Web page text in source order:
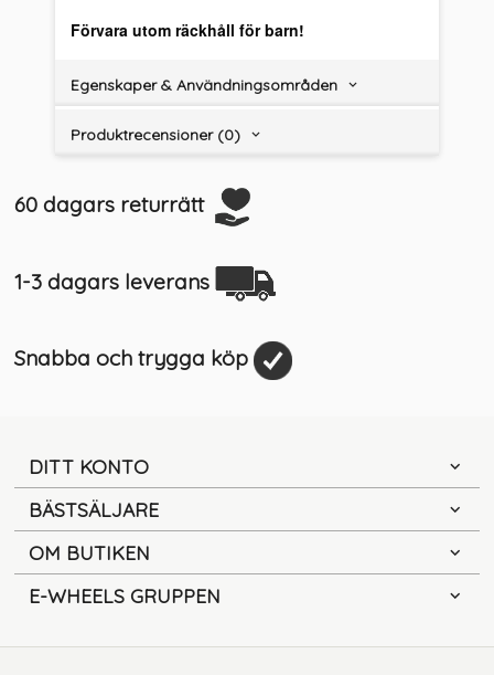
Förvara utom räckhåll för barn!
Egenskaper & Användningsområden
Produktrecensioner (0)
60 dagars returrätt
1-3 dagars leverans
Snabba och trygga köp
DITT KONTO
BÄSTSÄLJARE
OM BUTIKEN
E-WHEELS GRUPPEN